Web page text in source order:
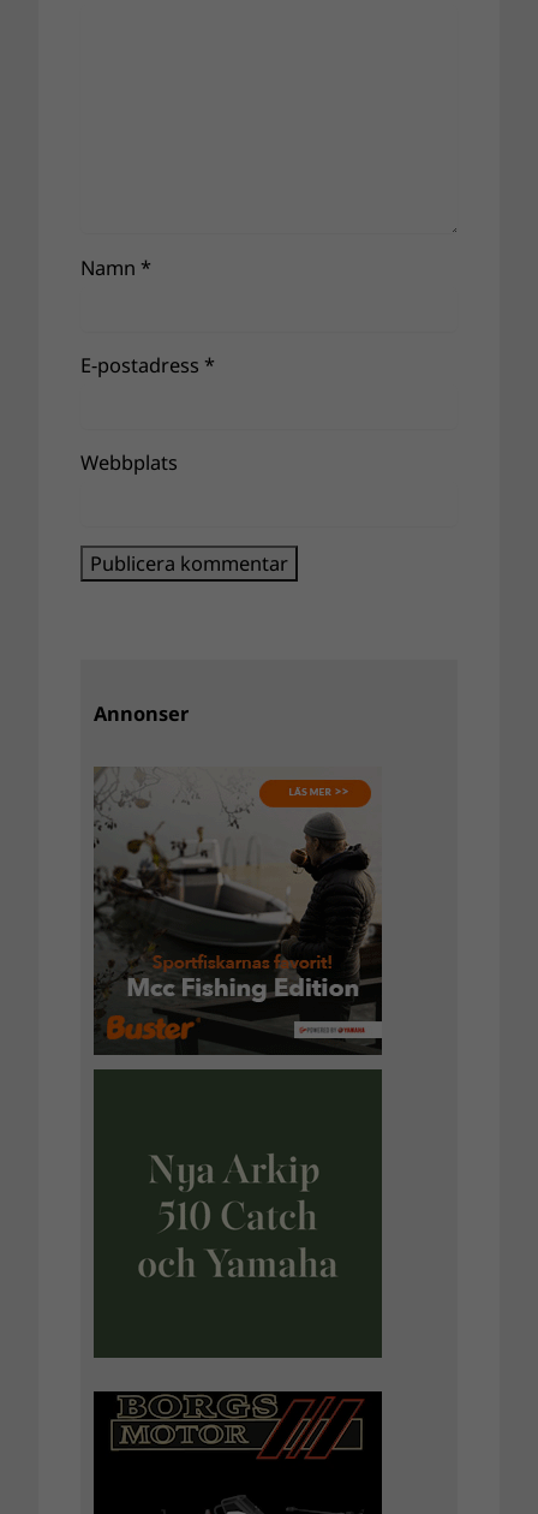
Namn *
E-postadress *
Webbplats
Annonser